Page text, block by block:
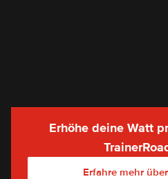
Erhöhe deine Watt
Erfahre mehr